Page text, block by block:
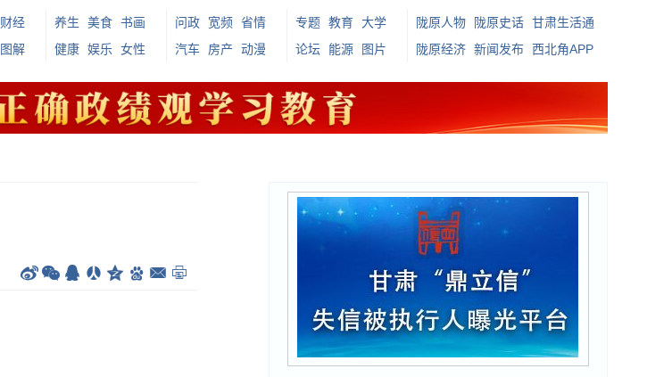
财经
图解
养生 美食 书画
健康 娱乐 女性
问政 宽频 省情
汽车
房产 动漫
专题 教育 大学
论坛
能源 图片
陇原人物 陇原史话 甘肃生活通
陇原经济 新闻发布 西北角APP